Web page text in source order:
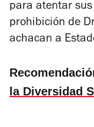
para atentar sus
prohibición de
achacan a
la Diversidad